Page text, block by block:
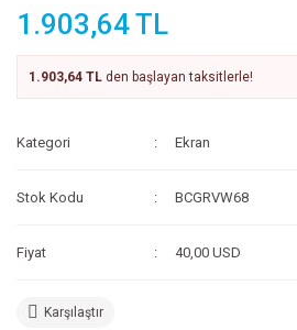
1.903,64 TL
1.903,64 TL den başlayan taksitlerle!
Kategori Ekran
Stok Kodu BCGRVW68
Fiyat 40,00 USD
Karşılaştır